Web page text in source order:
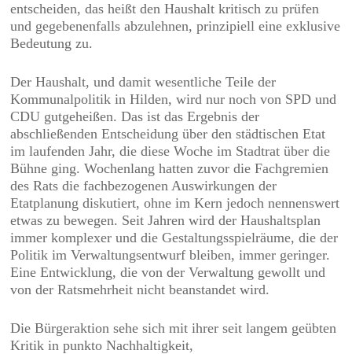
entscheiden, das heißt den Haushalt kritisch zu prüfen
und gegebenenfalls abzulehnen, prinzipiell eine exklusive
Bedeutung zu.
Der Haushalt, und damit wesentliche Teile der
Kommunalpolitik in Hilden, wird nur noch von SPD und
CDU gutgeheißen. Das ist das Ergebnis der
abschließenden Entscheidung über den städtischen Etat
im laufenden Jahr, die diese Woche im Stadtrat über die
Bühne ging. Wochenlang hatten zuvor die Fachgremien
des Rats die fachbezogenen Auswirkungen der
Etatplanung diskutiert, ohne im Kern jedoch nennenswert
etwas zu bewegen. Seit Jahren wird der Haushaltsplan
immer komplexer und die Gestaltungsspielräume, die der
Politik im Verwaltungsentwurf bleiben, immer geringer.
Eine Entwicklung, die von der Verwaltung gewollt und
von der Ratsmehrheit nicht beanstandet wird.
Die Bürgeraktion sehe sich mit ihrer seit langem geübten
Kritik in punkto Nachhaltigkeit,